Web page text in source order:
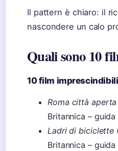
Il pattern è chiaro: il
nascondere un calo
Quali sono 10
10 film
Roma città aperta
Britannica –
Ladri di biciclette
Britannica –